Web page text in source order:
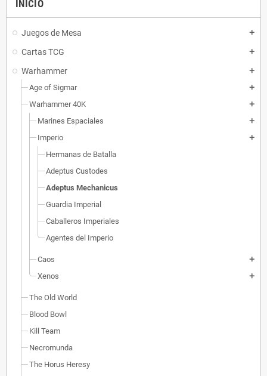
INICIO
Juegos de Mesa add
Cartas TCG add
Warhammer add
Age of Sigmar add
Warhammer 40K add
Marines Espaciales add
Imperio add
Hermanas de Batalla
Adeptus Custodes
Adeptus Mechanicus
Guardia Imperial
Caballeros Imperiales
Agentes del Imperio
Caos add
Xenos add
The Old World
Blood Bowl
Kill Team
Necromunda
The Horus Heresy